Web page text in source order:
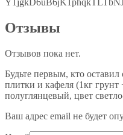
Отзывы
Отзывов пока нет.
Будьте первым, кто
плитки и кафеля (1кг
полуглянцевый, цвет
Ваш адрес email не будет